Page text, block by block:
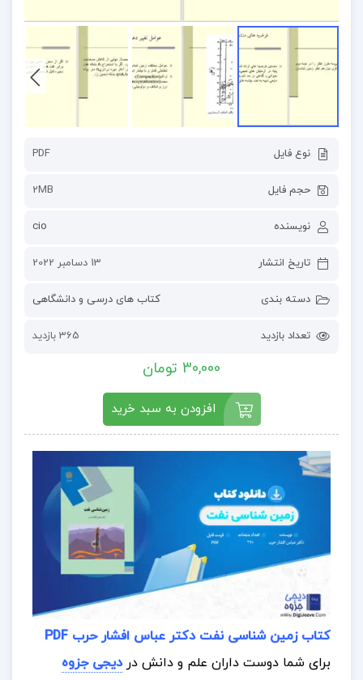
نوع فایل PDF
حجم فایل 2MB
نویسنده cio
تاریخ انتشار 13 دسامبر 2022
دسته بندی کتاب های درسی و دانشگاهی
تعداد بازدید 365 بازدید
30,000 تومان
افزودن به سبد خرید
کتاب زمین شناسی نفت دکتر عباس افشار حرب PDF
برای شما دوست داران علم و دانش دردیجی جزوه